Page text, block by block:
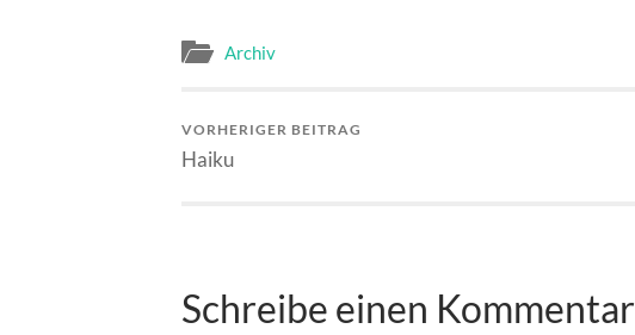
Archiv
VORHERIGER BEITRAG
Haiku
Schreibe einen Kommentar